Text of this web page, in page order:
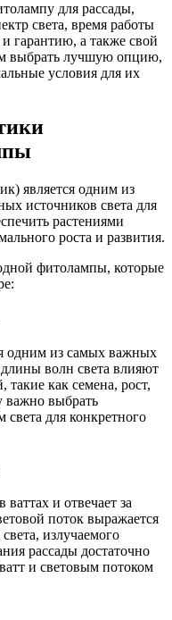
для рассады,
света, время работы
гарантию, а также свой
выбрать лучшую опцию,
условия для их
является одним из
источников света для
растениями
роста и развития.
фитолампы, которые
одним из самых важных
волн света влияют
такие как семена, рост,
важно выбрать
для конкретного
и отвечает за
поток выражается
излучаемого
рассады достаточно
и световым потоком